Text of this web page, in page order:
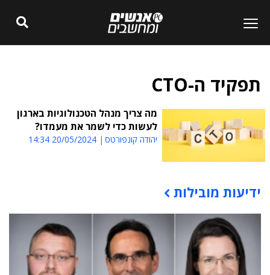
תפקיד ה-CTO
מה צריך מנהל הטכנולוגיות בארגון
לעשות כדי לשמר את מעמדו?
יהודה קונפורטס 20/05/2024 14:34
תוכן פרסומי
ידיעות מובילות